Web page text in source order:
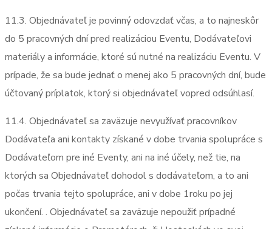
11.3. Objednávateľ je povinný odovzdať včas, a to najneskôr
do 5 pracovných dní pred realizáciou Eventu, Dodávateľovi
materiály a informácie, ktoré sú nutné na realizáciu Eventu. V
prípade, že sa bude jednať o menej ako 5 pracovných dní, bude
účtovaný príplatok, ktorý si objednávateľ vopred odsúhlasí.
11.4. Objednávateľ sa zaväzuje nevyužívať pracovníkov
Dodávateľa ani kontakty získané v dobe trvania spolupráce s
Dodávateľom pre iné Eventy, ani na iné účely, než tie, na
ktorých sa Objednávateľ dohodol s dodávateľom, a to ani
počas trvania tejto spolupráce, ani v dobe 1roku po jej
ukončení. . Objednávateľ sa zaväzuje nepoužiť prípadné